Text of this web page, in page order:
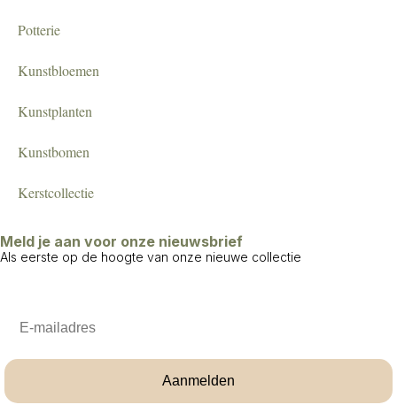
Potterie
Kunstbloemen
Kunstplanten
Kunstbomen
Kerstcollectie
Meld je aan voor onze nieuwsbrief
Als eerste op de hoogte van onze nieuwe collectie
Aanmelden